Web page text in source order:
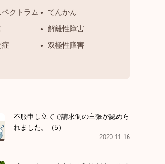
ペクトラム
てんかん
解離性障害
症
双極性障害
不服申し立てで請求側の主張が認めら
れました。（5）
2020.11.16